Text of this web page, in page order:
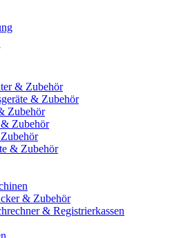
& Zubehör
& Zubehör
Zubehör
Zubehör
& Zubehör
& Zubehör
& Registrierkassen